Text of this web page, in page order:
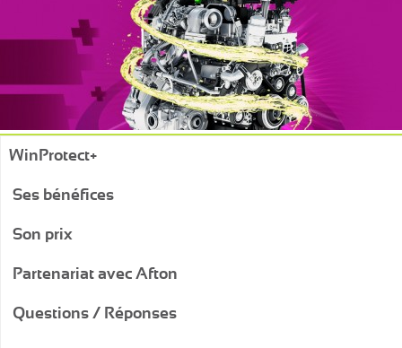
WinProtect+
Ses bénéfices
Son prix
Partenariat avec Afton
Questions / Réponses